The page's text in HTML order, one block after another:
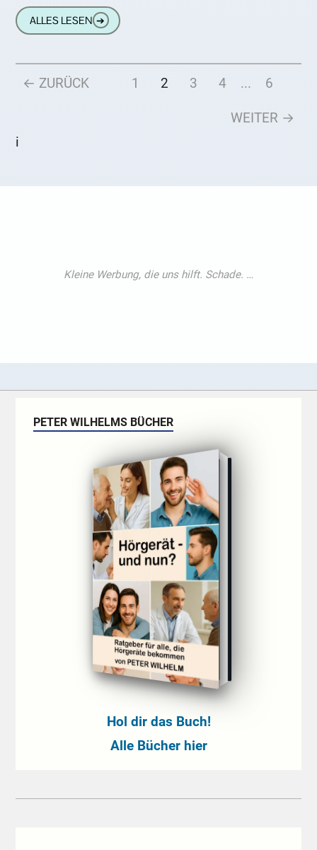
Ansatz ist nicht nur irreführend, sondern
auch problematisch.
ALLES LESEN ➔
← ZURÜCK 1 2 3 4 ... 6
WEITER →
i
PETER WILHELMS BÜCHER
Hol dir das Buch!
Alle Bücher hier